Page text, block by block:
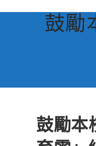
鼓勵
鼓勵本